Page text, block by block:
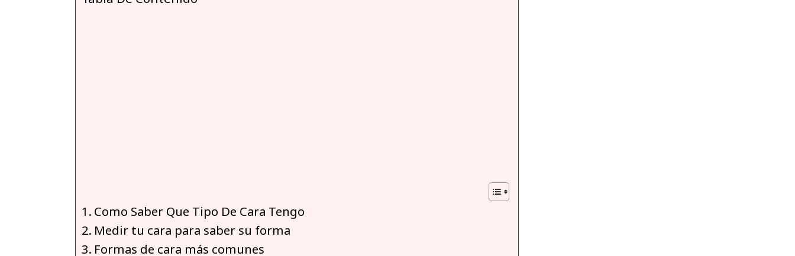
Como Saber Que Tipo De Cara Tengo
Medir tu cara para saber su forma
Formas de cara más comunes